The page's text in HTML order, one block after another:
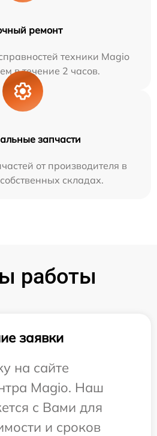
ремонт
техники Magio
в течение 2 часов.
запчасти
от производителя в
складах.
работы
заявки
на сайте
Magio. Наш
с Вами для
и сроков